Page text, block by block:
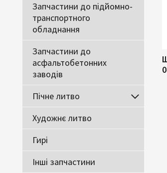
Запчастини до підйомно-
транспортного
обладнання
Запчастини до
асфальтобетонних
заводів
Пічне литво
Художнє литво
Гирі
Інші запчастини